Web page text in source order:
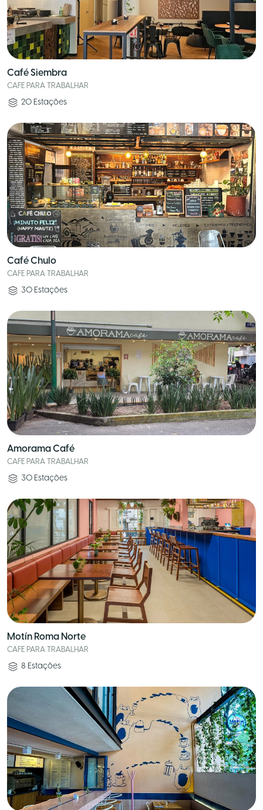
Café Siembra
CAFE PARA TRABALHAR
20 Estações
Café Chulo
CAFE PARA TRABALHAR
30 Estações
Amorama Café
CAFE PARA TRABALHAR
30 Estações
Motín Roma Norte
CAFE PARA TRABALHAR
8 Estações